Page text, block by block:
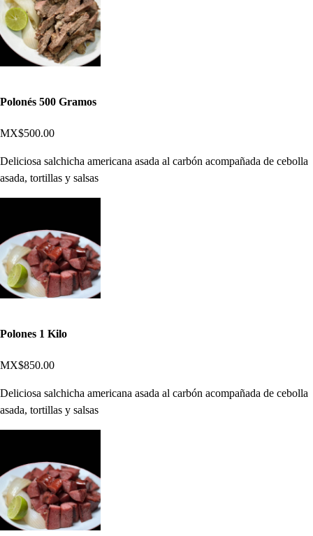
Polonés 500 Gramos
MX$500.00
Deliciosa salchicha americana asada al carbón acompañada de cebolla
asada, tortillas y salsas
Polones 1 Kilo
MX$850.00
Deliciosa salchicha americana asada al carbón acompañada de cebolla
asada, tortillas y salsas